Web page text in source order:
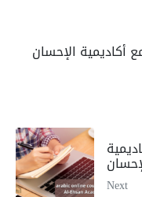
أكاديمية الإحسان
Next